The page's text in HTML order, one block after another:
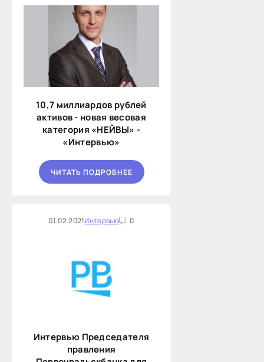
10,7 миллиардов рублей
активов - новая весовая
категория «НЕЙВЫ» -
«Интервью»
ЧИТАТЬ ПОДРОБНЕЕ
01.02.2021Интервью 0
Интервью Председателя
правления